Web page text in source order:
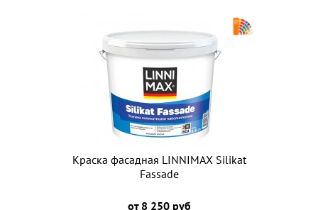
Краска фасадная LINNIMAX Silikat
Fassade
от 8 250 руб